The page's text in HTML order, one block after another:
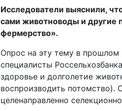
Исследователи выяснили,
сами животноводы и другие
фермерство».
Опрос на эту тему в прошлом
специалисты
здоровье и долголетие
воспроизводить потомство).
целенаправленно